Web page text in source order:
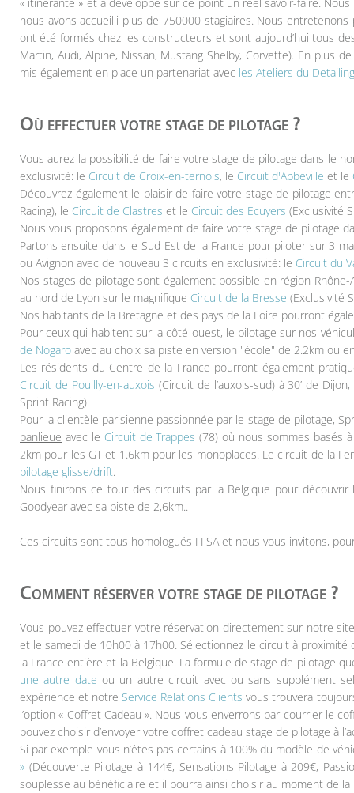
« itinérante » et a développé sur ce point un réel savoir-faire.
nous avons accueilli plus de 750000 stagiaires. Nous
ont été formés chez les constructeurs et sont aujourd’hui tous
Martin, Audi, Alpine, Nissan, Mustang Shelby, Corvette). En plus
mis également en place un partenariat avec les Ateliers du
Où effectuer votre stage de pilotage ?
Vous aurez la possibilité de faire votre stage de pilotage dans le
exclusivité: le Circuit de Croix-en-ternois, le Circuit d'Abbeville et le
Découvrez également le plaisir de faire votre stage de pilotage
Racing), le Circuit de Clastres et le Circuit des Ecuyers (Exclusivité
Nous vous proposons également de faire votre stage de pilotage
Partons ensuite dans le Sud-Est de la France pour piloter sur 3
ou Avignon avec de nouveau 3 circuits en exclusivité: le Circuit du
Nos stages de pilotage sont également possible en région
au nord de Lyon sur le magnifique Circuit de la Bresse (Exclusivité
Nos habitants de la Bretagne et des pays de la Loire pourront
Pour ceux qui habitent sur la côté ouest, le pilotage sur nos
de Nogaro avec au choix sa piste en version "école" de 2.2km ou
Les résidents du Centre de la France pourront également
Circuit de Pouilly-en-auxois (Circuit de l’auxois-sud) à 30’ de
Sprint Racing).
Pour la clientèle parisienne passionnée par le stage de pilotage,
banlieue avec le Circuit de Trappes (78) où nous sommes basés
2km pour les GT et 1.6km pour les monoplaces. Le circuit de la
pilotage glisse/drift.
Nous finirons ce tour des circuits par la Belgique pour
Goodyear avec sa piste de 2,6km..
Ces circuits sont tous homologués FFSA et nous vous invitons,
Comment réserver votre stage de pilotage ?
Vous pouvez effectuer votre réservation directement sur notre
et le samedi de 10h00 à 17h00. Sélectionnez le circuit à
la France entière et la Belgique. La formule de stage de pilotage
une autre date ou un autre circuit avec ou sans supplément
expérience et notreService Relations Clients vous trouvera
l’option « Coffret Cadeau ». Nous vous enverrons par courrier le
pouvez choisir d’envoyer votre coffret cadeau stage de pilotage à
Si par exemple vous n’êtes pas certains à 100% du modèle de
» (Découverte Pilotage à 144€, Sensations Pilotage à 209€,
souplesse au bénéficiaire et il pourra ainsi choisir au moment de